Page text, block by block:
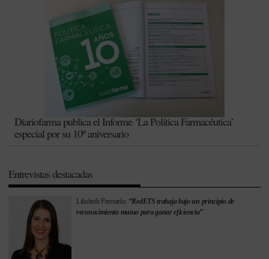
Diariofarma publica el Informe ‘La Política Farmacéutica’
especial por su 10º aniversario
Entrevistas destacadas
Lilisbeth Perestelo: “RedETS trabaja bajo un principio de
reconocimiento mutuo para ganar eficiencia”